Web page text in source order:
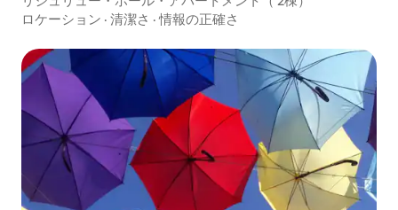
ロケーション · 清潔さ ·情報の正確さ